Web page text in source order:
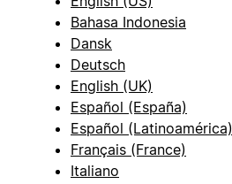
Bahasa Indonesia
Dansk
Deutsch
English (UK)
Español (España)
Español (Latinoamérica)
Français (France)
Italiano